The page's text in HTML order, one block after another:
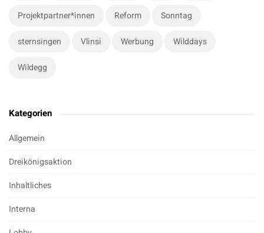
Projektpartner*innen Reform Sonntag
sternsingen Vlinsi Werbung Wilddays
Wildegg
Kategorien
Allgemein
Dreikönigsaktion
Inhaltliches
Interna